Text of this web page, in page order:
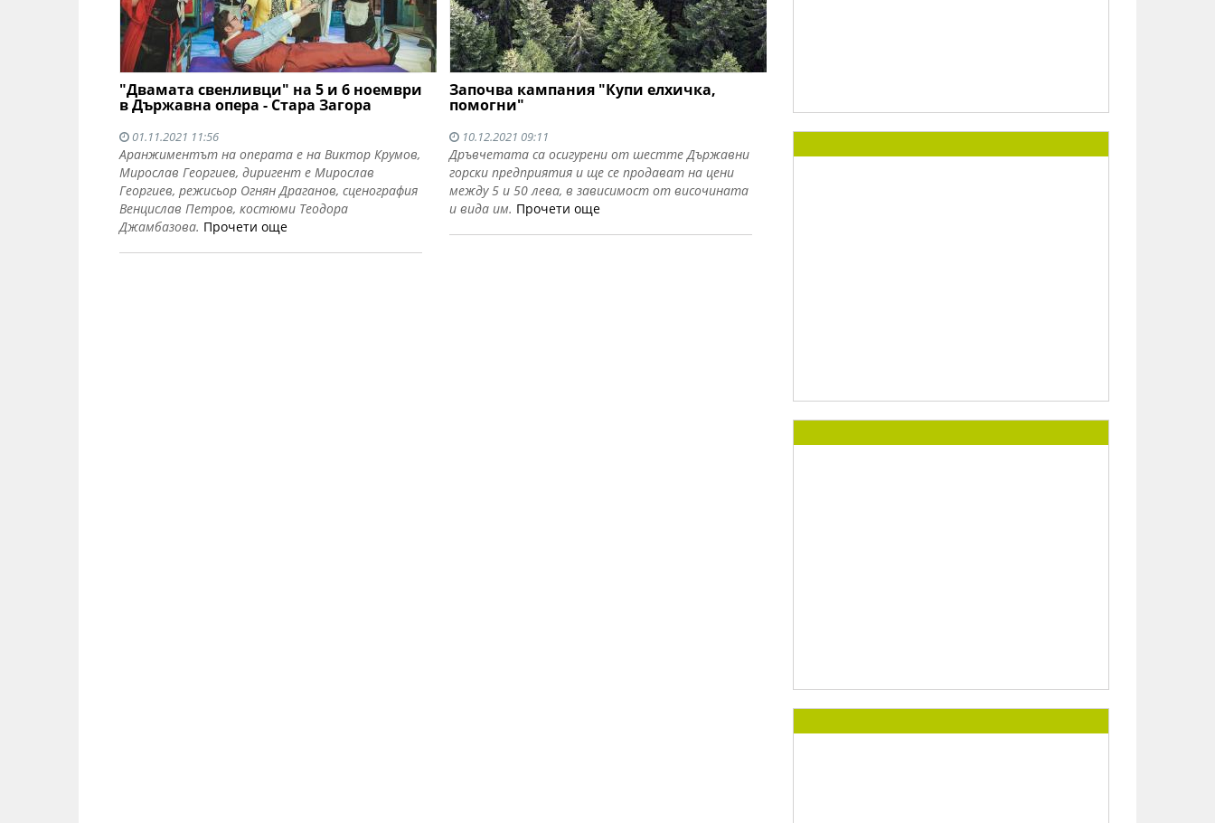
"Двамата свенливци" на 5 и 6 ноември
в Държавна опера - Стара Загора
01.11.2021 11:56
Аранжиментът на операта е на Виктор Крумов,
Мирослав Георгиев, диригент е Мирослав
Георгиев, режисьор Огнян Драганов, сценография
Венцислав Петров, костюми Теодора
Джамбазова. Прочети още
Започва кампания "Купи елхичка,
помогни"
10.12.2021 09:11
Дръвчетата са осигурени от шестте Държавни
горски предприятия и ще се продават на цени
между 5 и 50 лева, в зависимост от височината
и вида им. Прочети още